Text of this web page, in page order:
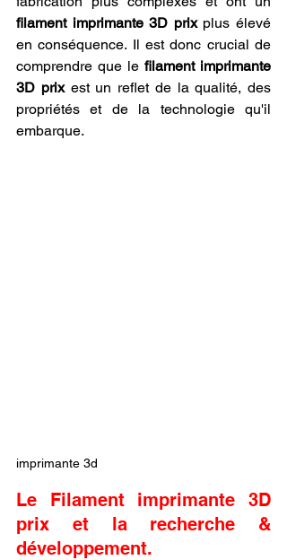
filament imprimante 3D prix plus élevé
en conséquence. Il est donc crucial de
comprendre que le filament imprimante
3D prix est un reflet de la qualité, des
propriétés et de la technologie qu'il
embarque.
imprimante 3d
Le Filament imprimante 3D
prix et la recherche &
développement.